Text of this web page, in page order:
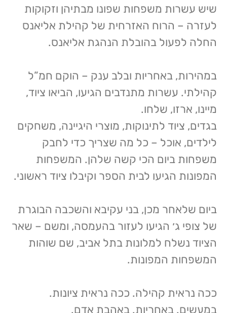
שיש עשרות משפחות שפונו מבתיהן וזקוקות
לעזרה – הרוח האזרחית של קהילת אליאנס
החלה לפעול בהובלת הנהגת אליאנס.
במהירות, באחריות ובלב ענק – הוקם חמ”ל
קהילתי. עשרות מתנדבים הגיעו, הביאו ציוד,
מיינו, ארזו, שלחו.
בגדים, ציוד לתינוקות, מוצרי היגיינה, משחקים
לילדים, אוכל – כל מה שצריך כדי לחבק
משפחות ביום הכי קשה שלהן. המשפחות
המפונות הגיעו לבית הספר וקיבלו ציוד ראשוני.
ביום שלאחר מכן, בני עקיבא והשכבה הבוגרת
של צופי ג׳ הגיעו לעזור בהעמסה, ומשם – שאר
הציוד נשלח למלונות בתל אביב, שם שוהות
המשפחות המפונות.
ככה נראית קהילה. ככה נראית ציונות.
במעשים. באחריות. באהבת אדם.